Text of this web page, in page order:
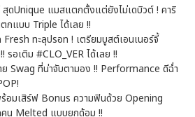
ดUnique แมสแตกตั้งแต่ยังไม่เดบิวต์ ! คาริ
กแบบ Triple ได้เลย !!
ทะลุปรอท ! เตรียมบูสต์เอนเนอร์จี้
รอเติม #CLO_VER ได้เลย !!
Swag ที่น่าจับตามอง !! Performance ดีฉ่ำ
อมเสิร์ฟ Bonus ความฟินด้วย Opening
น Melted แบบยกด้อม !!